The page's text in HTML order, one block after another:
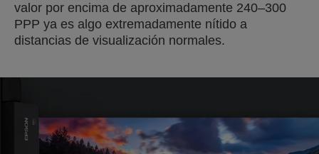
valor por encima de aproximadamente 240–300
PPP ya es algo extremadamente nítido a
distancias de visualización normales.